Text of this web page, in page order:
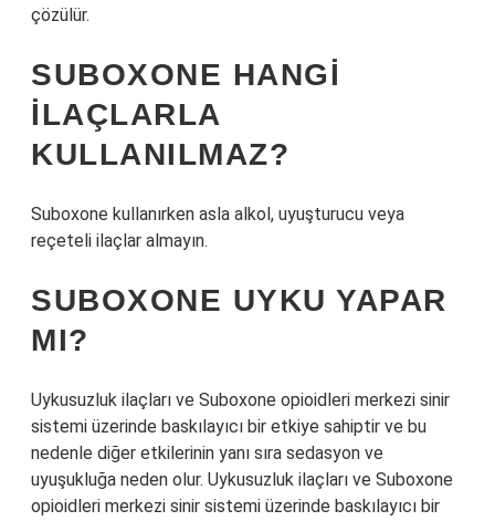
çözülür.
SUBOXONE HANGI
ILAÇLARLA
KULLANILMAZ?
Suboxone kullanırken asla alkol, uyuşturucu veya
reçeteli ilaçlar almayın.
SUBOXONE UYKU YAPAR
MI?
Uykusuzluk ilaçları ve Suboxone opioidleri merkezi sinir
sistemi üzerinde baskılayıcı bir etkiye sahiptir ve bu
nedenle diğer etkilerinin yanı sıra sedasyon ve
uyuşukluğa neden olur. Uykusuzluk ilaçları ve Suboxone
opioidleri merkezi sinir sistemi üzerinde baskılayıcı bir